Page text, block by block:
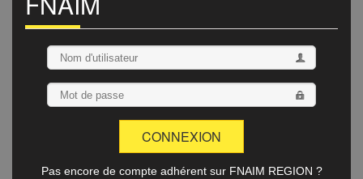
Pas encore de compte adhérent sur FNAIM REGION ?